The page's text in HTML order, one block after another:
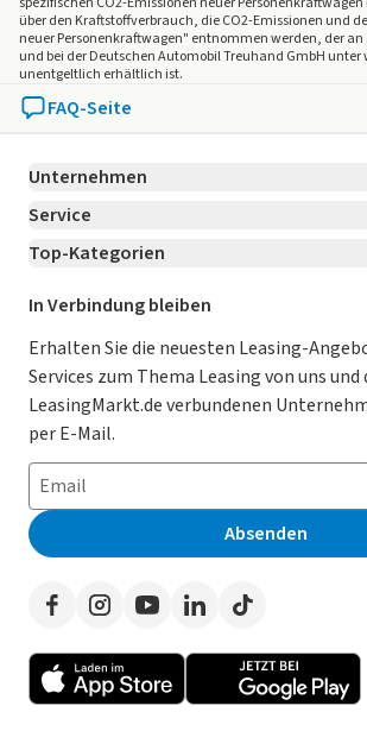
über den Kraftstoffverbrauch, die CO2-Emissionen und
neuer Personenkraftwagen" entnommen werden, der an
und bei der Deutschen Automobil Treuhand GmbH
unentgeltlich erhältlich ist.
FAQ-Seite
Unternehmen
Über LeasingMarkt.de
Karriere Jetzt bewerben!
Für Händler
Kooperation mit AutoScout24
AGB
Datenschutz
Impressum
Erklärung zur Barrierefreiheit
Presse
Service
Kontakt
Ratgeber
Magazin
Datenschutz-Einstellungen
So funktioniert’s
Häufig gestellte Fragen
Leasing-Lexikon
Auto-Tests
Werben auf LeasingMarkt.de
Top-Kategorien
Leasing Deals
Gebrauchtwagen Leasing
Leasing ohne Anzahlung
E-Auto Leasing
Privatleasing
Leasing-Vergleiche
Herstellerverzeichnis
Händlerverzeichnis
In Verbindung bleiben
Erhalten Sie die neuesten Leasing-
Services zum Thema Leasing von uns
LeasingMarkt.de verbundenen
per E-Mail.
Absenden